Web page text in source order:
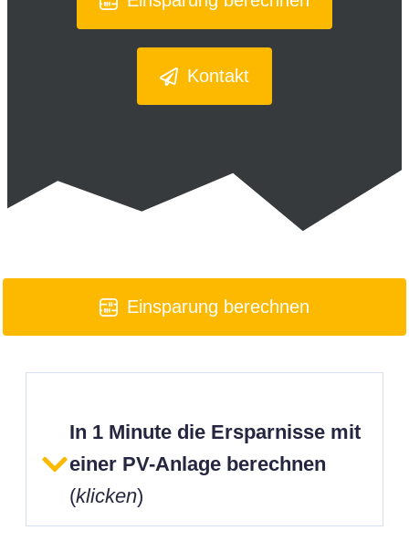
Kontakt
Einsparung berechnen
In 1 Minute die Ersparnisse mit
einer PV-Anlage berechnen
(klicken)